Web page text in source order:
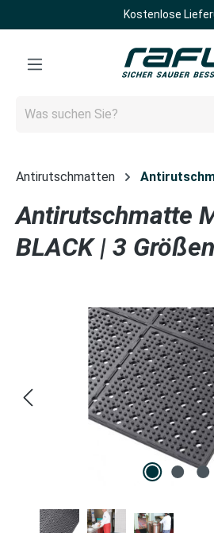
Zum Hauptinhalt springenKostenlose
Antirutschmatten
Antirutschmatte
BLACK | 3 Größen
Bildergalerie überspringen